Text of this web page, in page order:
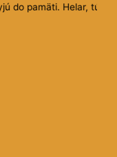
do pamäti. Helar, túto